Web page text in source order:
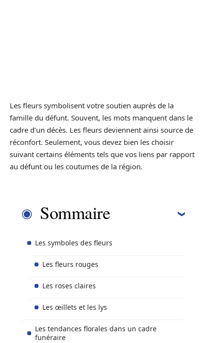
Les fleurs symbolisent votre soutien auprès de la
famille du défunt. Souvent, les mots manquent dans le
cadre d’un décès. Les fleurs deviennent ainsi source de
réconfort. Seulement, vous devez bien les choisir
suivant certains éléments tels que vos liens par rapport
au défunt ou les coutumes de la région.
Sommaire
Les symboles des fleurs
Les fleurs rouges
Les roses claires
Les œillets et les lys
Les tendances florales dans un cadre
funéraire